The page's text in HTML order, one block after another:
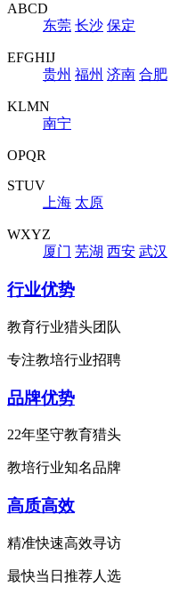
ABCD
东莞 长沙 保定
EFGHIJ
贵州 福州 济南 合肥
KLMN
南宁
OPQR
STUV
上海 太原
WXYZ
厦门 芜湖 西安 武汉
行业优势
教育行业猎头团队
专注教培行业招聘
品牌优势
22年坚守教育猎头
教培行业知名品牌
高质高效
精准快速高效寻访
最快当日推荐人选